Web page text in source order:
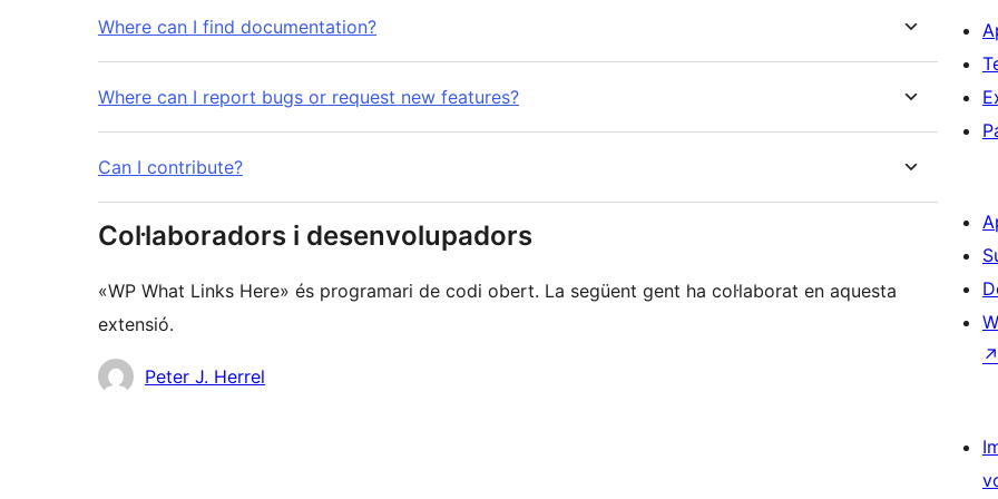
Where can I find documentation?
Where can I report bugs or request new features?
Can I contribute?
Col·laboradors i desenvolupadors
«WP What Links Here» és programari de codi obert. La següent gent ha col·laborat en aquesta
extensió.
Col·laboradors
Peter J. Herrel
↗